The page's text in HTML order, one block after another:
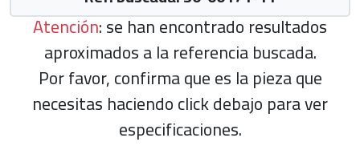
Atención: se han encontrado resultados
aproximados a la referencia buscada.
Por favor, confirma que es la pieza que
necesitas haciendo click debajo para ver
especificaciones.